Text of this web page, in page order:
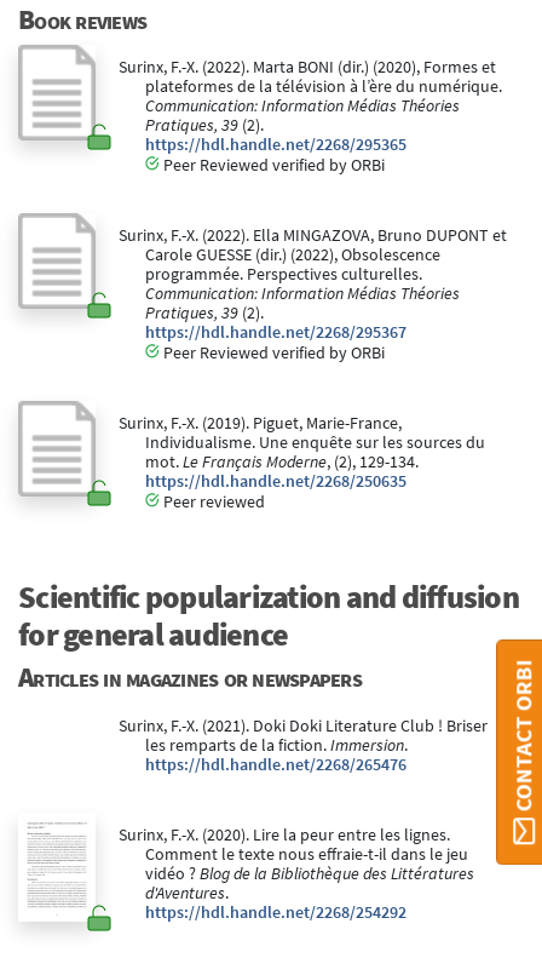
Book reviews
Surinx, F.-X. (2022). Marta BONI (dir.) (2020), Formes et
plateformes de la télévision à l’ère du numérique.
Communication: Information Médias Théories
Pratiques, 39 (2).
https://hdl.handle.net/2268/295365
Peer Reviewed verified by ORBi
Surinx, F.-X. (2022). Ella MINGAZOVA, Bruno DUPONT et
Carole GUESSE (dir.) (2022), Obsolescence
programmée. Perspectives culturelles.
Communication: Information Médias Théories
Pratiques, 39 (2).
https://hdl.handle.net/2268/295367
Peer Reviewed verified by ORBi
Surinx, F.-X. (2019). Piguet, Marie-France,
Individualisme. Une enquête sur les sources du
mot.Le Français Moderne, (2), 129-134.
https://hdl.handle.net/2268/250635
Peer reviewed
Scientific popularization and diffusion
for general audience
Articles in magazines or newspapers
Surinx, F.-X. (2021). Doki Doki Literature Club ! Briser
les remparts de la fiction.Immersion.
https://hdl.handle.net/2268/265476
Surinx, F.-X. (2020). Lire la peur entre les lignes.
Comment le texte nous effraie-t-il dans le jeu
vidéo ?Blog de la Bibliothèque des Littératures
d'Aventures.
https://hdl.handle.net/2268/254292
CONTACT ORBI